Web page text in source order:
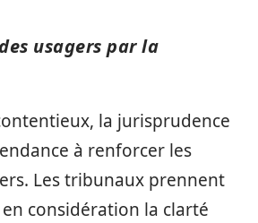
usagers par la
la jurisprudence
à renforcer les
Les tribunaux prennent
considération la clarté